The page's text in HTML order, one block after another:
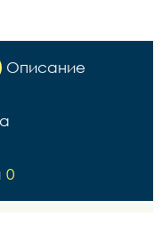
Описание
0